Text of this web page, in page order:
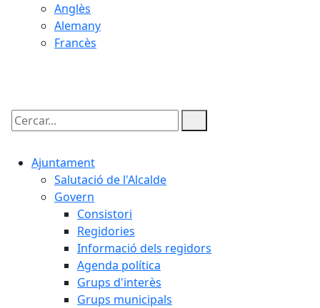
Anglès
Alemany
Francès
Cercar:
Ajuntament
Salutació de l'Alcalde
Govern
Consistori
Regidories
Informació dels regidors
Agenda política
Grups d'interès
Grups municipals